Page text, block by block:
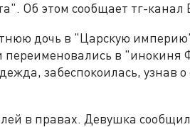
Об этом сообщает тг-канал
дочь в "Царскую
переименовались в "инокиня
забеспокоилась, узнав о
в правах. Девушка